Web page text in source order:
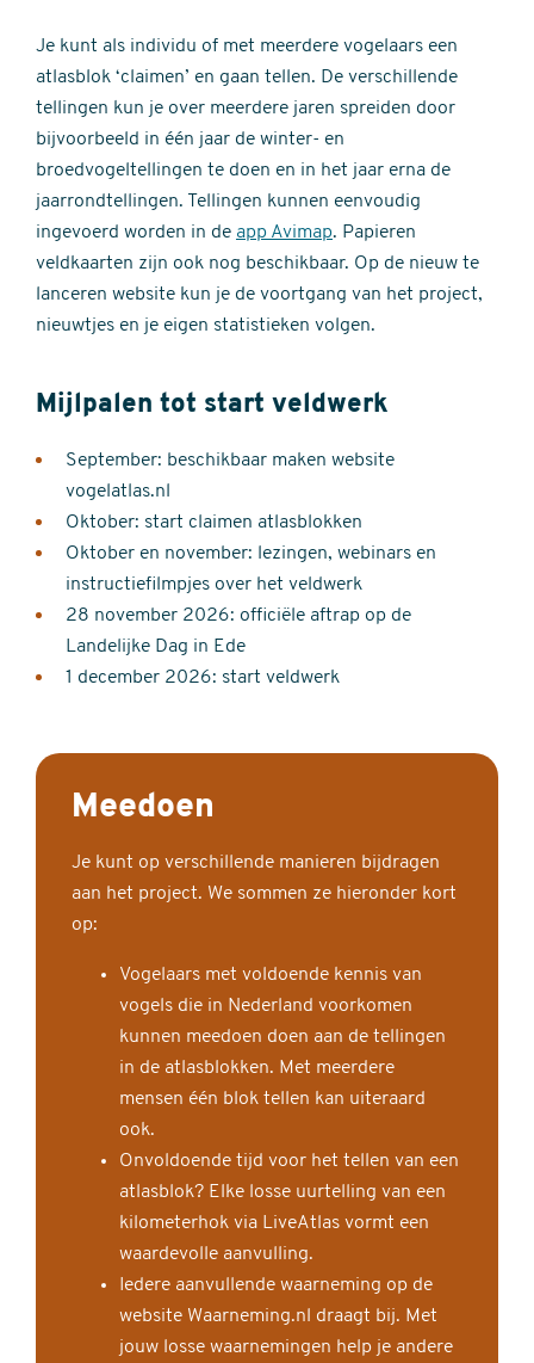
Je kunt als individu of met meerdere vogelaars een
atlasblok ‘claimen’ en gaan tellen. De verschillende
tellingen kun je over meerdere jaren spreiden door
bijvoorbeeld in één jaar de winter- en
broedvogeltellingen te doen en in het jaar erna de
jaarrondtellingen. Tellingen kunnen eenvoudig
ingevoerd worden in de app Avimap. Papieren
veldkaarten zijn ook nog beschikbaar. Op de nieuw te
lanceren website kun je de voortgang van het project,
nieuwtjes en je eigen statistieken volgen.
Mijlpalen tot start veldwerk
September: beschikbaar maken website
vogelatlas.nl
Oktober: start claimen atlasblokken
Oktober en november: lezingen, webinars en
instructiefilmpjes over het veldwerk
28 november 2026: officiële aftrap op de
Landelijke Dag in Ede
1 december 2026: start veldwerk
Meedoen
Je kunt op verschillende manieren bijdragen
aan het project. We sommen ze hieronder kort
op:
Vogelaars met voldoende kennis van
vogels die in Nederland voorkomen
kunnen meedoen doen aan de tellingen
in de atlasblokken. Met meerdere
mensen één blok tellen kan uiteraard
ook.
Onvoldoende tijd voor het tellen van een
atlasblok? Elke losse uurtelling van een
kilometerhok via LiveAtlas vormt een
waardevolle aanvulling.
Iedere aanvullende waarneming op de
website Waarneming.nl draagt bij. Met
jouw losse waarnemingen help je andere